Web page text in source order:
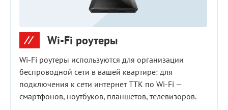
Wi-Fi роутеры
Wi‑Fi роутеры используются для организации
беспроводной сети в вашей квартире: для
подключения к сети интернет ТТК по Wi‑Fi —
смартфонов, ноутбуков, планшетов, телевизоров.